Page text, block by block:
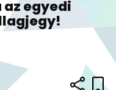
az egyedi